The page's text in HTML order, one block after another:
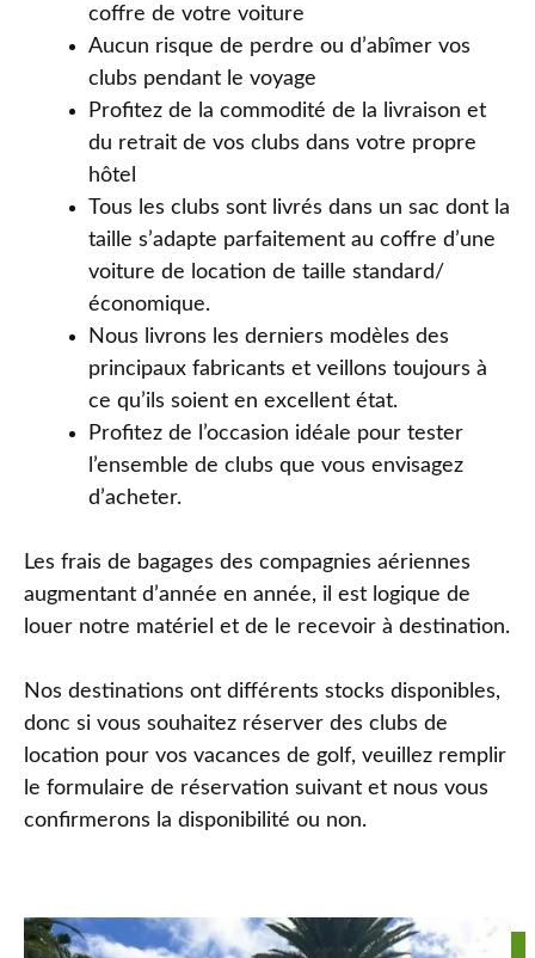
coffre de votre voiture
Aucun risque de perdre ou d’abîmer vos
clubs pendant le voyage
Profitez de la commodité de la livraison et
du retrait de vos clubs dans votre propre
hôtel
Tous les clubs sont livrés dans un sac dont la
taille s’adapte parfaitement au coffre d’une
voiture de location de taille standard/
économique.
Nous livrons les derniers modèles des
principaux fabricants et veillons toujours à
ce qu’ils soient en excellent état.
Profitez de l’occasion idéale pour tester
l’ensemble de clubs que vous envisagez
d’acheter.
Les frais de bagages des compagnies aériennes
augmentant d’année en année, il est logique de
louer notre matériel et de le recevoir à destination.
Nos destinations ont différents stocks disponibles,
donc si vous souhaitez réserver des clubs de
location pour vos vacances de golf, veuillez remplir
le formulaire de réservation suivant et nous vous
confirmerons la disponibilité ou non.